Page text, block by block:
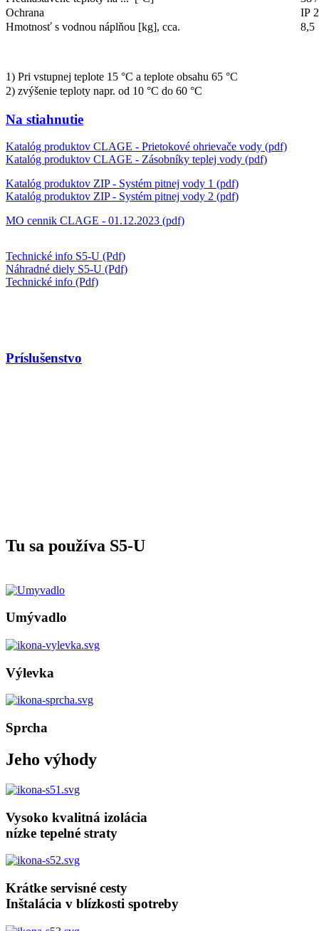
Ochrana
IP
Hmotnosť s vodnou náplňou [kg], cca.
8,5
1) Pri vstupnej teplote 15 °C a teplote obsahu 65 °C
2) zvýšenie teploty napr. od 10 °C do 60 °C
Na stiahnutie
Katalóg produktov CLAGE - Prietokové ohrievače vody (pdf)
Katalóg produktov CLAGE - Zásobníky teplej vody (pdf)
Katalóg produktov ZIP - Systém pitnej vody 1 (pdf)
Katalóg produktov ZIP - Systém pitnej vody 2 (pdf)
MO cennik CLAGE - 01.12.2023 (pdf)
Technické info S5-U (Pdf)
Náhradné diely S5-U (Pdf)
Technické info (Pdf)
Príslušenstvo
Tu sa používa S5-U
Umývadlo
Výlevka
Sprcha
Jeho výhody
Vysoko kvalitná izolácia
nízke tepelné straty
Krátke servisné cesty
Inštalácia v blízkosti spotreby